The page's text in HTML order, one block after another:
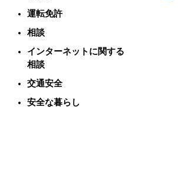
運転免許
相談
インターネットに関する
相談
交通安全
安全な暮らし